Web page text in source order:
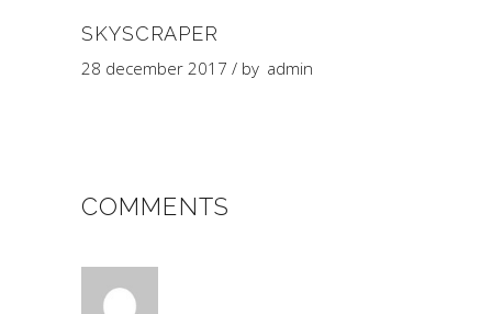
SKYSCRAPER
28 december 2017 by admin
COMMENTS